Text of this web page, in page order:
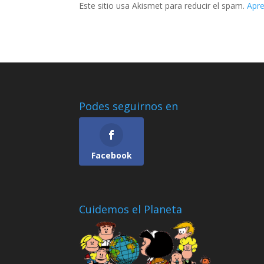
Este sitio usa Akismet para reducir el spam.
Podes seguirnos en
Facebook
Cuidemos el Planeta